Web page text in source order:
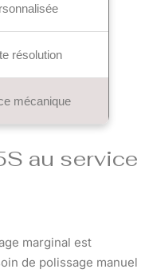
résolution
mécanique
au service
marginal est
de polissage manuel